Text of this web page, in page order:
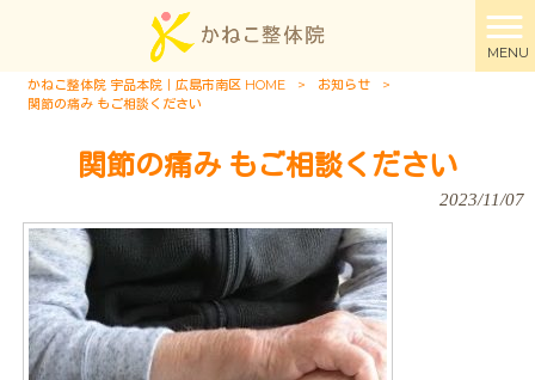
MENU
かねこ整体院 宇品本院｜広島市南区 HOME
> お知らせ
>
関節の痛み もご相談ください
関節の痛み もご相談ください
2023/11/07